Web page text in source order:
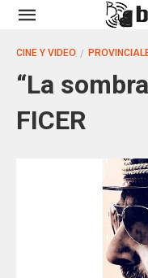
CINE Y VIDEO
“La
FICER